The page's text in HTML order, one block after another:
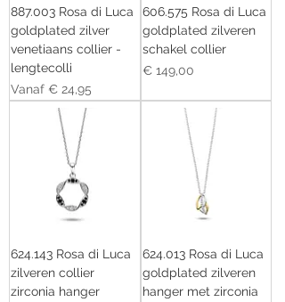
887.003 Rosa di Luca
goldplated zilver
venetiaans collier -
lengtecolli
Vanaf € 24,95
Verkoopprijs
606.575 Rosa di Luca
goldplated zilveren
schakel collier
Prijs
€ 149,00
624.143 Rosa di Luca
zilveren collier
zirconia hanger
624.013 Rosa di Luca
goldplated zilveren
hanger met zirconia